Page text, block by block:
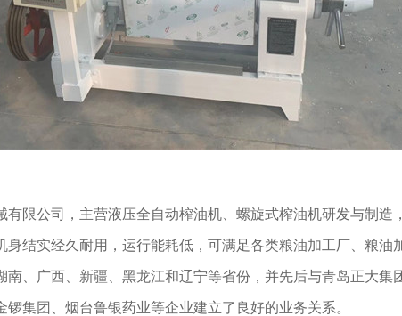
有限公司，主营液压全自动榨油机、螺旋式榨油机研发与制
身结实经久耐用，运行能耗低，可满足各类粮油加工厂、粮
南、广西、新疆、黑龙江和辽宁等省份，并先后与青岛正大
锣集团、烟台鲁银药业等企业建立了良好的业务关系。